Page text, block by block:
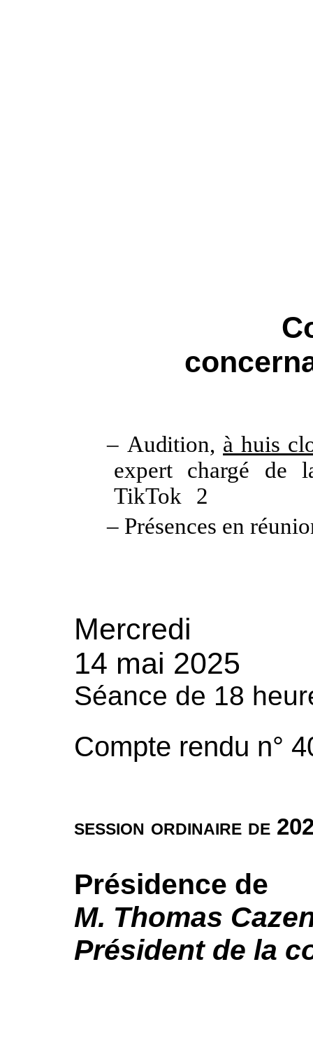
– Audition, à huis
expert chargé de
TikTok
2
– Présences en
Mercredi
14 mai 2025
Séance de 18
Compte rendu n°
session ordinaire de
Présidence de
M. Thomas
Président de la